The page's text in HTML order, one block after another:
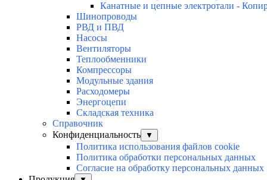
Канатные и цепные электротали -
Шинопроводы
РВД и ПВД
Насосы
Вентиляторы
Теплообменники
Компрессоры
Модульные здания
Расходомеры
Энергоцепи
Складская техника
Справочник
Конфиденциальность
▼
Политика использования файлов cookie
Политика обработки персональных данных
Согласие на обработку персональных данных